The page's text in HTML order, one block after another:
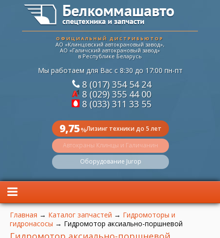
ОФИЦИАЛЬНЫЙ ДИСТРИБЬЮТОР
АО «Клинцовский автокрановый завод»,
АО «Галичский автокрановый завод»
в Республике Беларусь
Мы работаем для Вас с 8:30 до 17:00 пн-пт
8 (017) 354 54 24
8 (029) 355 44 00
8 (033) 311 33 55
9,75%Лизинг техники до 5 лет
Автокраны Клинцы и Галичанин
Оборудование Jurop
Вы здесь
Главная → Каталог запчастей → Гидромоторы и
гидронасосы → Гидромотор аксиально-поршневой